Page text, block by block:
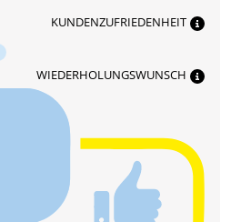
KUNDENZUFRIEDENHEIT
WIEDERHOLUNGSWUNSCH